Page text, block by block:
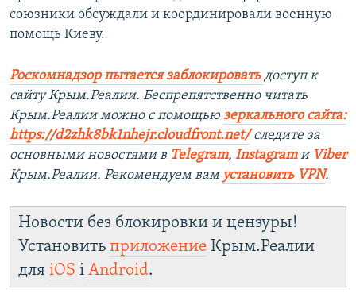
союзники обсуждали и координировали военную
помощь Киеву.
Роскомнадзор пытается заблокироватьдоступ к
сайту Крым.Реалии. Беспрепятственно читать
Крым.Реалии можно с помощью зеркального сайта:
https://d2zhk8bk1nhejr.cloudfront.net/следите за
основными новостями в Telegram, Instagramи Viber
Крым.Реалии. Рекомендуем вам установить VPN.
Новости без блокировки и цензуры!
Установить приложение Крым.Реалии
для iOS і Android.